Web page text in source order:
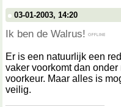
03-01-2003, 14:20
Ik ben de Walrus!
Er is een natuurlijk een
vaker voorkomt dan
voorkeur. Maar alles is
veilig.